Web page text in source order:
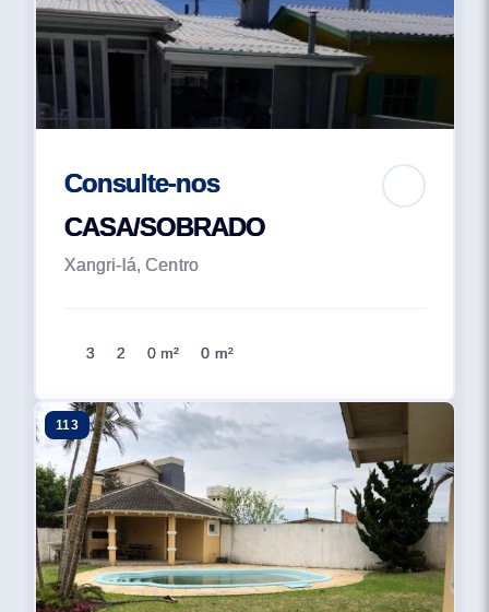
Consulte-nos
CASA/SOBRADO
Xangri-lá, Centro
3 2 0 m² 0 m²
113